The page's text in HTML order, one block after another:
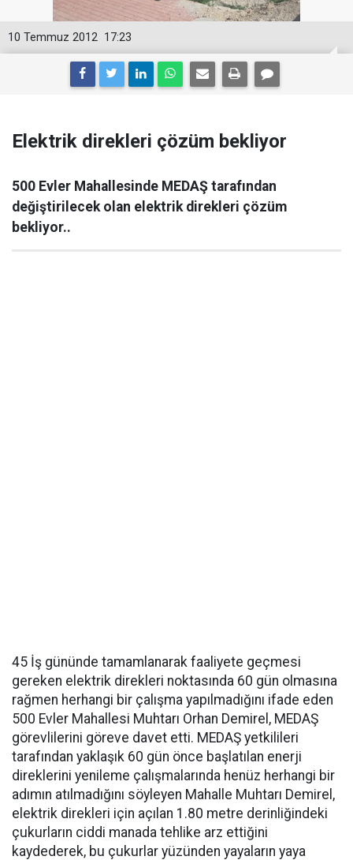
17:23
10 Temmuz 2012
Elektrik direkleri çözüm bekliyor
500 Evler Mahallesinde MEDAŞ tarafından
değiştirilecek olan elektrik direkleri çözüm
bekliyor..
45 İş gününde tamamlanarak faaliyete geçmesi
gereken elektrik direkleri noktasında 60 gün olmasına
rağmen herhangi bir çalışma yapılmadığını ifade eden
500 Evler Mahallesi Muhtarı Orhan Demirel, MEDAŞ
görevlilerini göreve davet etti. MEDAŞ yetkilileri
tarafından yaklaşık 60 gün önce başlatılan enerji
direklerini yenileme çalışmalarında henüz herhangi bir
adımın atılmadığını söyleyen Mahalle Muhtarı Demirel,
elektrik direkleri için açılan 1.80 metre derinliğindeki
çukurların ciddi manada tehlike arz ettiğini
kaydederek, bu çukurlar yüzünden yayaların yaya